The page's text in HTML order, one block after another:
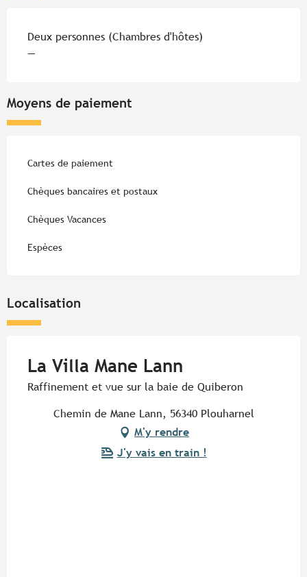
Tarifs 2026
Deux personnes (Chambres d'hôtes)
—
Moyens de paiement
Cartes de paiement
Chèques bancaires et postaux
Chèques Vacances
Espèces
Localisation
La Villa Mane Lann
Raffinement et vue sur la baie de Quiberon
Chemin de Mane Lann, 56340 Plouharnel
M'y rendre
J'y vais en train !